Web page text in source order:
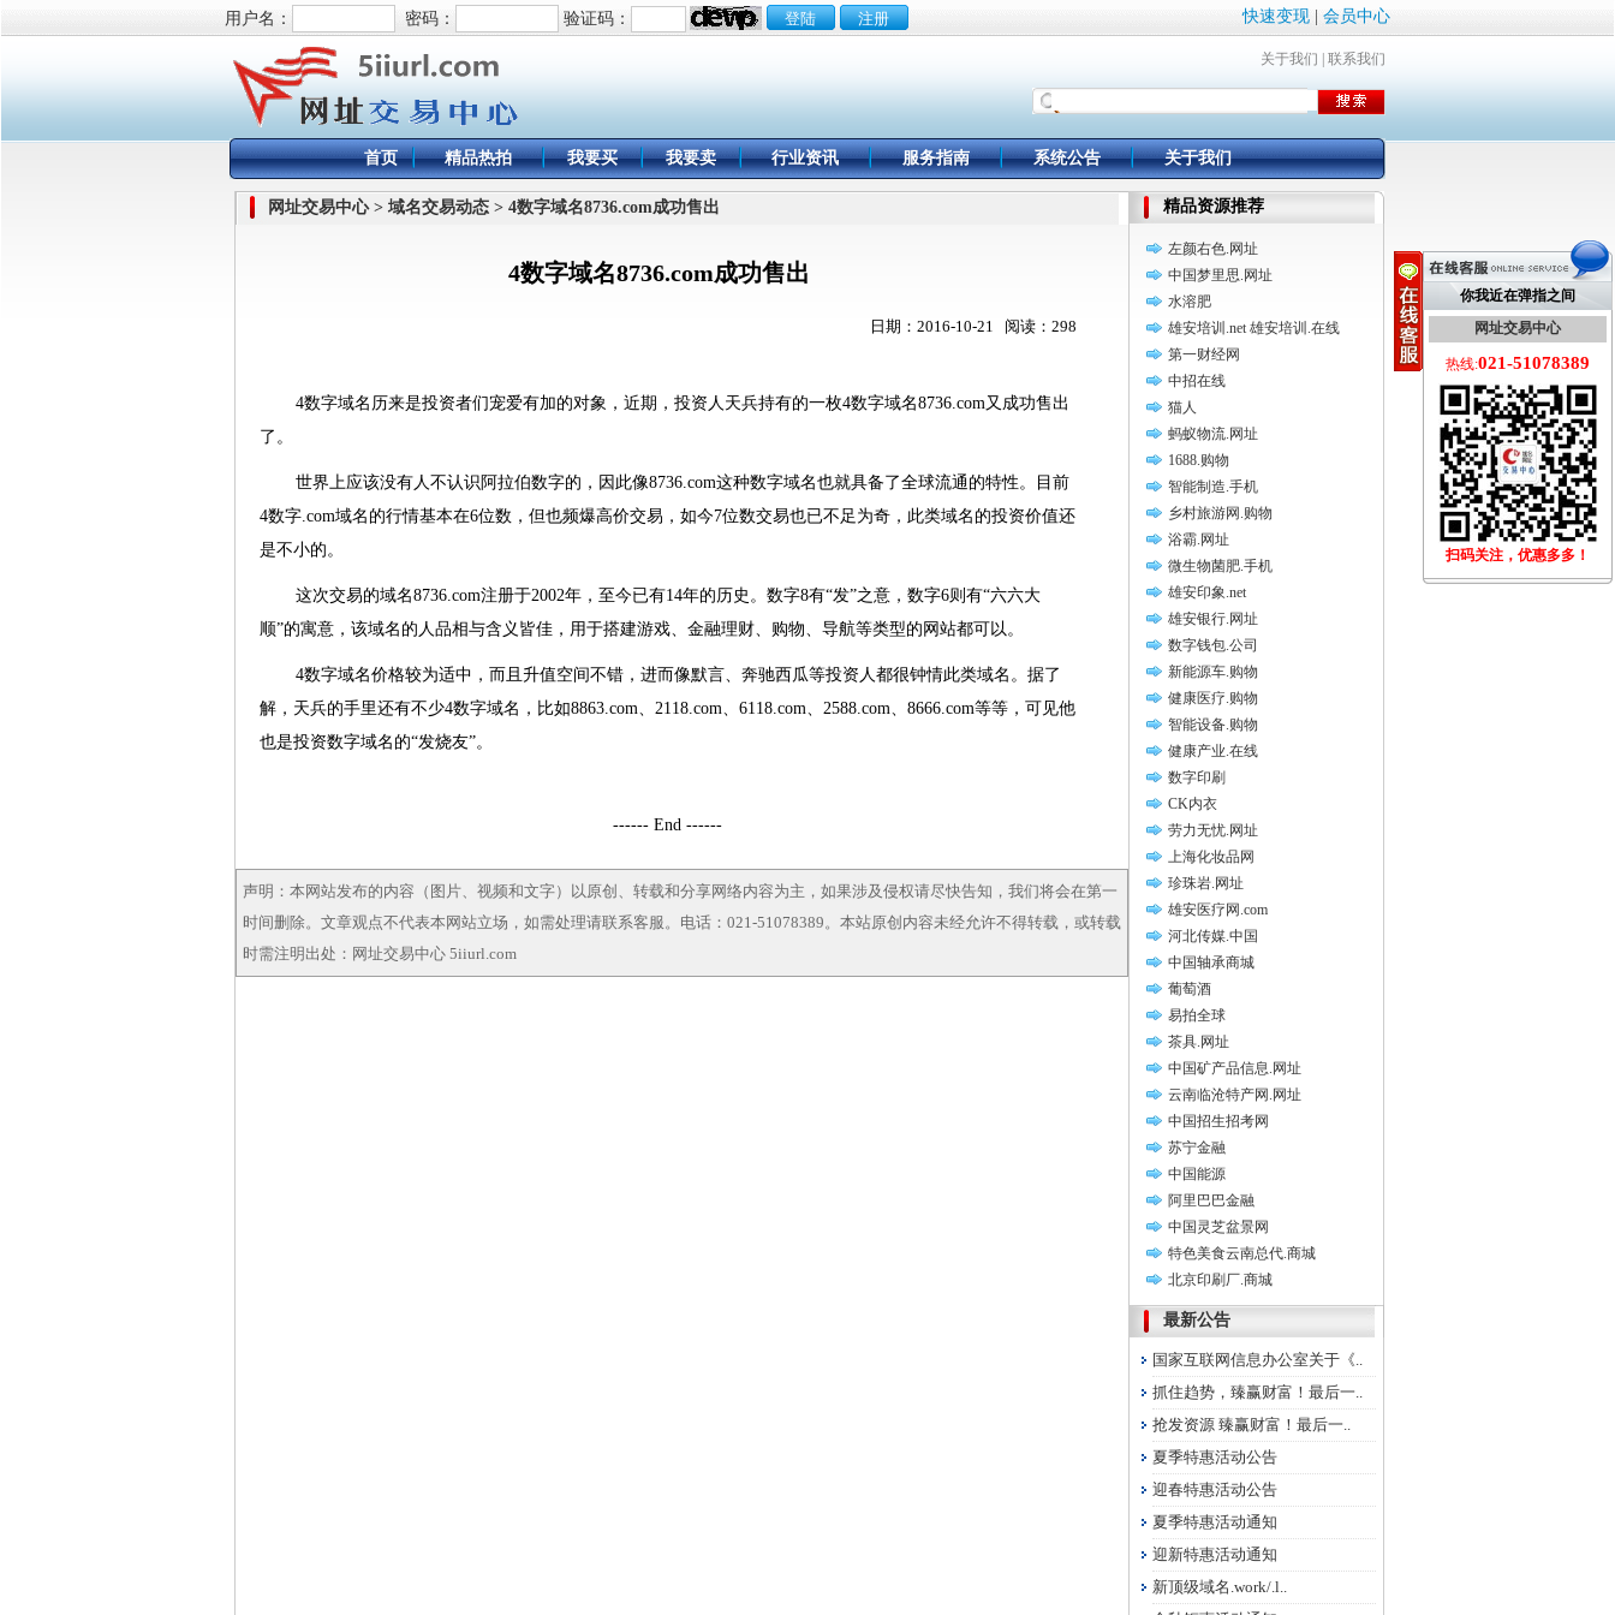
快速变现| 会员中心
用户名： 密码： 验证码：
你我近在弹指之间
网址交易中心
热线:021-51078389
扫码关注，优惠多多！
关于我们 联系我们
首页 精品热拍 我要买 我要卖 行业资讯 服务指南 系统公告 关于我们
网址交易中心 > 域名交易动态 > 4数字域名8736.com成功售出
4数字域名8736.com成功售出
日期：2016-10-21 阅读：298
4数字域名历来是投资者们宠爱有加的对象，近期，投资人天兵持有的一枚4数字域名8736.com又成功售出
了。
世界上应该没有人不认识阿拉伯数字的，因此像8736.com这种数字域名也就具备了全球流通的特性。目前
4数字.com域名的行情基本在6位数，但也频爆高价交易，如今7位数交易也已不足为奇，此类域名的投资价值还
是不小的。
这次交易的域名8736.com注册于2002年，至今已有14年的历史。数字8有“发”之意，数字6则有“六六大
顺”的寓意，该域名的人品相与含义皆佳，用于搭建游戏、金融理财、购物、导航等类型的网站都可以。
4数字域名价格较为适中，而且升值空间不错，进而像默言、奔驰西瓜等投资人都很钟情此类域名。据了
解，天兵的手里还有不少4数字域名，比如8863.com、2118.com、6118.com、2588.com、8666.com等等，可见他
也是投资数字域名的“发烧友”。
------ End ------
声明：本网站发布的内容（图片、视频和文字）以原创、转载和分享网络内容为主，如果涉及侵权请尽快告知，我们将会在第一
时间删除。文章观点不代表本网站立场，如需处理请联系客服。电话：021-51078389。本站原创内容未经允许不得转载，或转载
时需注明出处：网址交易中心 5iiurl.com
精品资源推荐
左颜右色.网址
中国梦里思.网址
水溶肥
雄安培训.net 雄安培训.在线
第一财经网
中招在线
猫人
蚂蚁物流.网址
1688.购物
智能制造.手机
乡村旅游网.购物
浴霸.网址
微生物菌肥.手机
雄安印象.net
雄安银行.网址
数字钱包.公司
新能源车.购物
健康医疗.购物
智能设备.购物
健康产业.在线
数字印刷
CK内衣
劳力无忧.网址
上海化妆品网
珍珠岩.网址
雄安医疗网.com
河北传媒.中国
中国轴承商城
葡萄酒
易拍全球
茶具.网址
中国矿产品信息.网址
云南临沧特产网.网址
中国招生招考网
苏宁金融
中国能源
阿里巴巴金融
中国灵芝盆景网
特色美食云南总代.商城
北京印刷厂.商城
最新公告
国家互联网信息办公室关于《..
抓住趋势，臻赢财富！最后一..
抢发资源 臻赢财富！最后一..
夏季特惠活动公告
迎春特惠活动公告
夏季特惠活动通知
迎新特惠活动通知
新顶级域名.work/.l..